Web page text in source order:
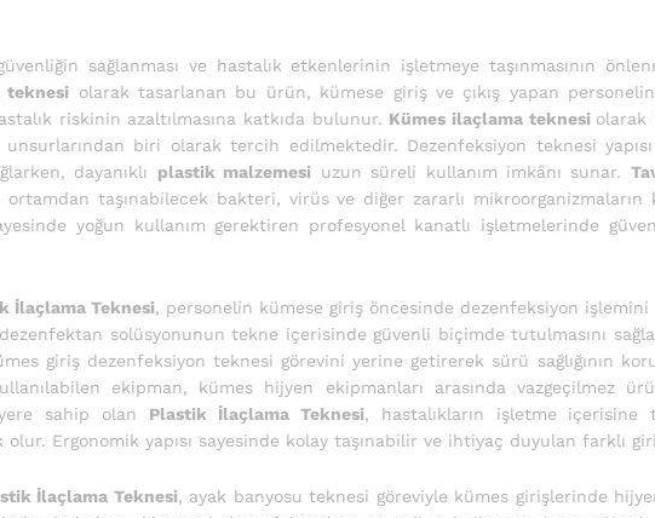
sağlanması ve hastalık etkenlerinin işletmeye taşınmasının
teknesi olarak tasarlanan bu ürün, kümese giriş ve çıkış yapan
riskinin azaltılmasına katkıda bulunur. Kümes ilaçlama teknesi olarak
biri olarak tercih edilmektedir. Dezenfeksiyon teknesi yapısı
dayanıklı plastik malzemesi uzun süreli kullanım imkânı sunar.
ortamdan taşınabilecek bakteri, virüs ve diğer zararlı mikroorganizmaların
yoğun kullanım gerektiren profesyonel kanatlı işletmelerinde
İlaçlama Teknesi, personelin kümese giriş öncesinde dezenfeksiyon
dezenfektan solüsyonunun tekne içerisinde güvenli biçimde tutulmasını
giriş dezenfeksiyon teknesi görevini yerine getirerek sürü sağlığının
ekipman, kümes hijyen ekipmanları arasında vazgeçilmez
sahip olan Plastik İlaçlama Teknesi, hastalıkların işletme içerisine
Ergonomik yapısı sayesinde kolay taşınabilir ve ihtiyaç duyulan farklı
İlaçlama Teknesi, ayak banyosu teknesi göreviyle kümes girişlerinde